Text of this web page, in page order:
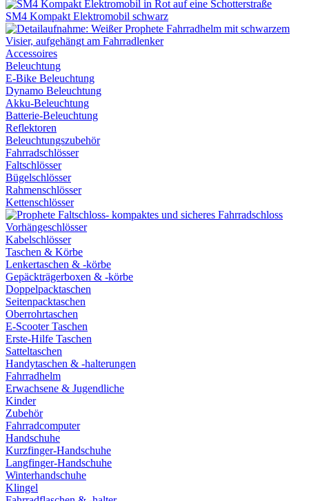
SM4 Kompakt Elektromobil schwarz
Accessoires
Beleuchtung
E-Bike Beleuchtung
Dynamo Beleuchtung
Akku-Beleuchtung
Batterie-Beleuchtung
Reflektoren
Beleuchtungszubehör
Fahrradschlösser
Faltschlösser
Bügelschlösser
Rahmenschlösser
Kettenschlösser
Vorhängeschlösser
Kabelschlösser
Taschen & Körbe
Lenkertaschen & -körbe
Gepäckträgerboxen & -körbe
Doppelpacktaschen
Seitenpacktaschen
Oberrohrtaschen
E-Scooter Taschen
Erste-Hilfe Taschen
Satteltaschen
Handytaschen & -halterungen
Fahrradhelm
Erwachsene & Jugendliche
Kinder
Zubehör
Fahrradcomputer
Handschuhe
Kurzfinger-Handschuhe
Langfinger-Handschuhe
Winterhandschuhe
Klingel